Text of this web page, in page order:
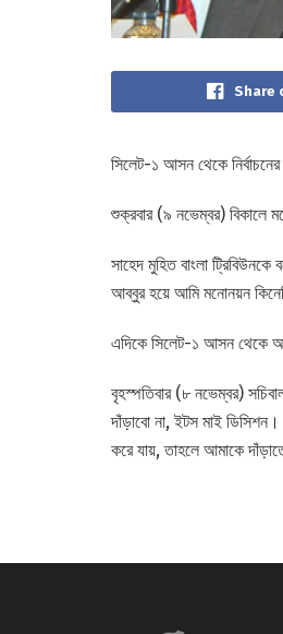
Share
সিলেট-১ আসন থেকে
শুক্রবার (৯ নভেম্বর) বিকালে
সাহেদ মুহিত বাংলা
আব্বুর হয়ে আমি মনোনয়ন
এদিকে সিলেট-১ আসন থেকে
বৃহস্পতিবার (৮ নভেম্বর)
দাঁড়াবো না, ইটস মাই
করে যায়, তাহলে আমাকে